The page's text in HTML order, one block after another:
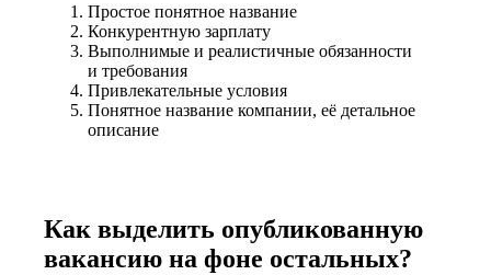
Простое понятное название
Конкурентную зарплату
Выполнимые и реалистичные обязанности
и требования
Привлекательные условия
Понятное название компании, её детальное
описание
Как выделить опубликованную
вакансию на фоне остальных?